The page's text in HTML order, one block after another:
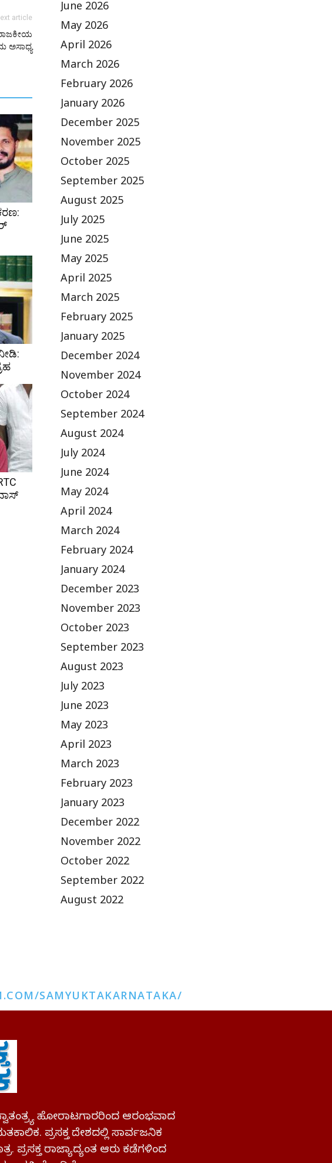
article
ಅಸಾಧ್ಯ
June 2026
May 2026
April 2026
March 2026
February 2026
January 2026
December 2025
November 2025
October 2025
September 2025
August 2025
July 2025
June 2025
May 2025
April 2025
March 2025
February 2025
January 2025
December 2024
November 2024
October 2024
September 2024
August 2024
July 2024
June 2024
May 2024
April 2024
March 2024
February 2024
January 2024
December 2023
November 2023
October 2023
September 2023
August 2023
July 2023
June 2023
May 2023
April 2023
March 2023
February 2023
January 2023
December 2022
November 2022
October 2022
September 2022
August 2022
SAMYUKTAKARNATAKA/
ಹೋರಾಟಗಾರರಿಂದ ಆರಂಭವಾದ
ಪ್ರಸಕ್ತ ದೇಶದಲ್ಲಿ ಸಾರ್ವಜನಿಕ
ಪ್ರಸಕ್ತ ರಾಜ್ಯಾದ್ಯಂತ ಆರು ಕಡೆಗಳಿಂದ